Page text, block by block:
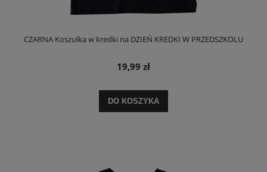
CZARNA Koszulka w kredki na DZIEŃ KREDKI W PRZEDSZKOLU
19,99 zł
DO KOSZYKA